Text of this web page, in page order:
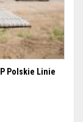
Polskie Linie